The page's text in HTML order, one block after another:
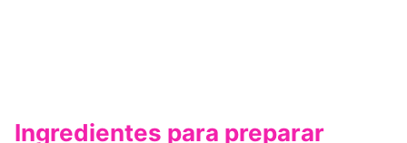
Ingredientes para preparar